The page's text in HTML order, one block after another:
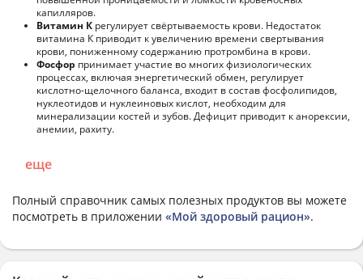
капилляров.
Витамин К регулирует свёртываемость крови. Недостаток
витамина К приводит к увеличению времени свертывания
крови, пониженному содержанию протромбина в крови.
Фосфор принимает участие во многих физиологических
процессах, включая энергетический обмен, регулирует
кислотно-щелочного баланса, входит в состав фосфолипидов,
нуклеотидов и нуклеиновых кислот, необходим для
минерализации костей и зубов. Дефицит приводит к анорексии,
анемии, рахиту.
еще
Полный справочник самых полезных продуктов вы можете
посмотреть в приложении «Мой здоровый рацион».